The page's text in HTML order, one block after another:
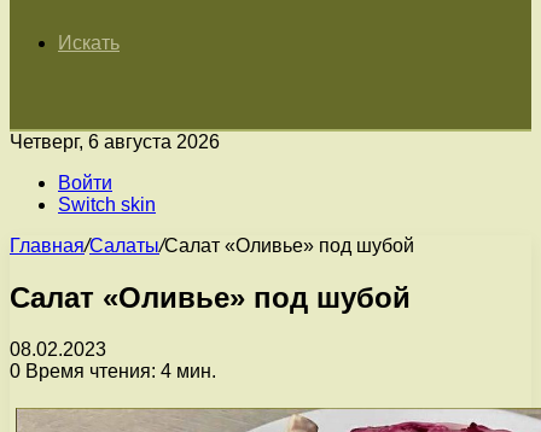
Искать
Четверг, 6 августа 2026
Войти
Switch skin
Главная/Салаты/Салат «Оливье» под шубой
Салат «Оливье» под шубой
08.02.2023
0 Время чтения: 4 мин.